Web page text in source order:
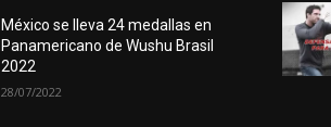
México se lleva 24 medallas en
Panamericano de Wushu Brasil
2022
28/07/2022